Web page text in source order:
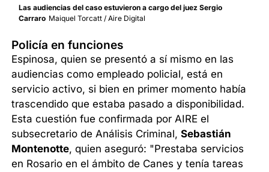
Las audiencias del caso estuvieron a cargo del juez Sergio
Carraro Maiquel Torcatt / Aire Digital
Policía en funciones
Espinosa, quien se presentó a sí mismo en las
audiencias como empleado policial, está en
servicio activo, si bien en primer momento había
trascendido que estaba pasado a disponibilidad.
Esta cuestión fue confirmada por AIRE el
subsecretario de Análisis Criminal,Sebastián
Montenotte, quien aseguró: "Prestaba servicios
en Rosario en el ámbito de Canes y tenía tareas